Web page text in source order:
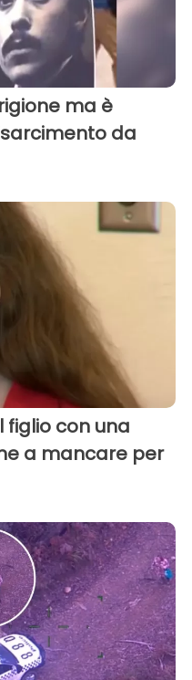
ma è
da
figlio con una
a mancare per